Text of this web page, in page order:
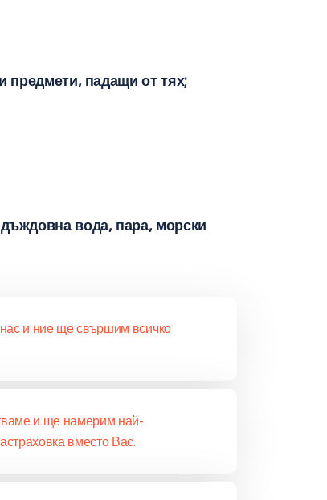
предмети, падащи от тях;
вода, пара, морски
и ние ще свършим всичко
и ще намерим най-
вместо Вас.